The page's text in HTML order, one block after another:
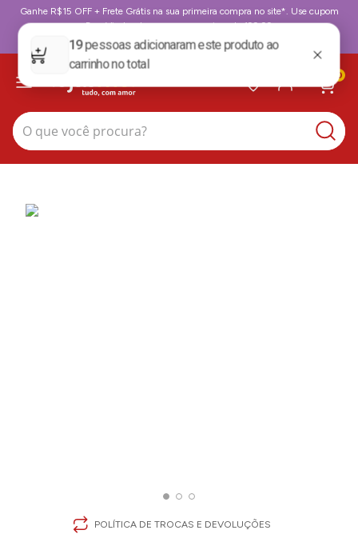
Ganhe R$15 OFF + Frete Grátis na sua primeira compra no site*. Use cupom
BoasVindas. *para compras acima de 199,99
BoasVindas
0
O que você procura?
POLÍTICA DE TROCAS E DEVOLUÇÕES